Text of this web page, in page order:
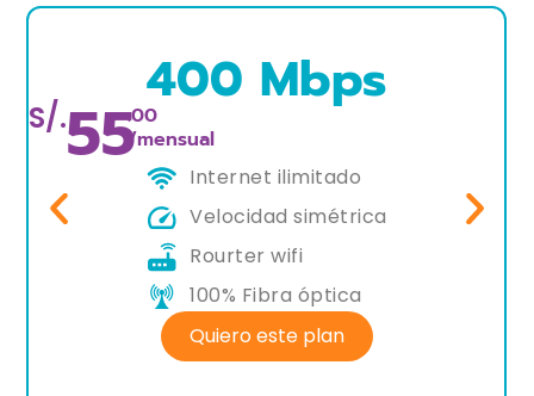
400 Mbps
S/.55.00
/mensual
Internet ilimitado
Velocidad simétrica
Rourter wifi
100% Fibra óptica
Quiero este plan